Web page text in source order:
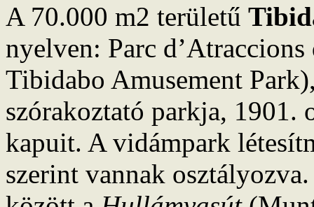
A 70.000 m2 területű
nyelven: Parc
Tibidabo Amusement
szórakoztató parkja, 1901.
kapuit. A vidámpark
szerint vannak